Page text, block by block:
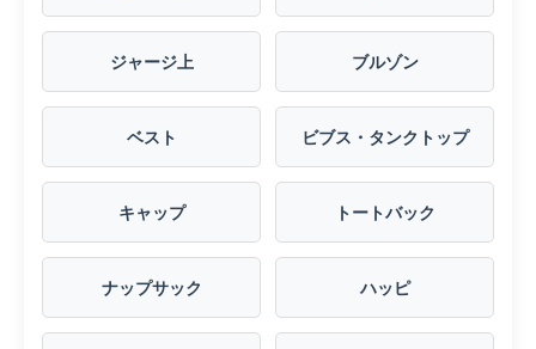
ジャージ上 ブルゾン
ベスト ビブス・タンクトップ
キャップ トートバック
ナップサック ハッピ